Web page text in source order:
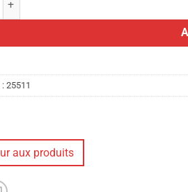
:25511
aux produits